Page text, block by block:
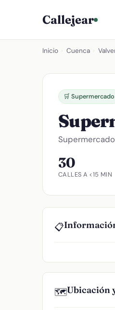
Callejear
Inicio Cuenca
🛒 Supermercado
30
CALLES A <15 MIN
📋
🗺️Ubicación